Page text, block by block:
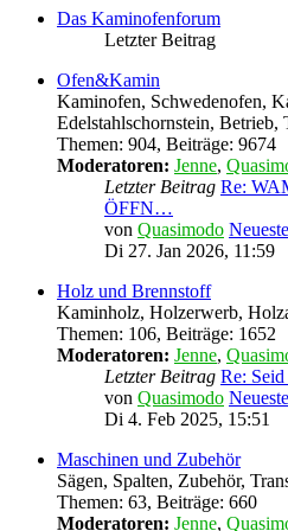
Das Kaminofenforum
Letzter Beitrag
Ofen&Kamin
Kaminofen, Schwedenofen,
Edelstahlschornstein, Betrieb,
Themen: 904, Beiträge: 9674
Moderatoren: Jenne,
Letzter Beitrag Re:
ÖFFN…
von Quasimodo
Di 27. Jan 2026, 11:59
Holz und Brennstoff
Kaminholz, Holzerwerb,
Themen: 106, Beiträge: 1652
Moderatoren: Jenne,
Letzter Beitrag Re:
von Quasimodo
Di 4. Feb 2025, 15:51
Maschinen und Zubehör
Sägen, Spalten, Zubehör,
Themen: 63, Beiträge: 660
Moderatoren: Jenne,